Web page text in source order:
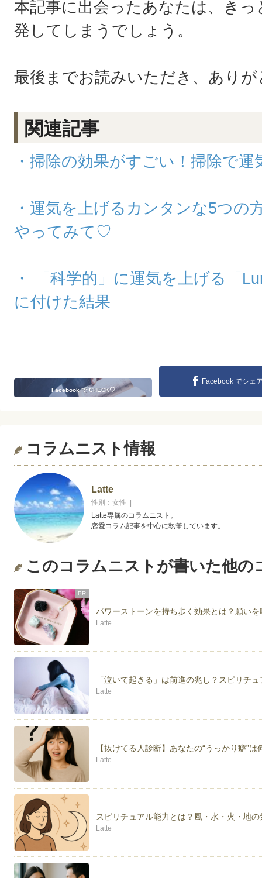
本記事に出会ったあなたは、き
発してしまうでしょう。
最後までお読みいただき、あり
関連記事
・掃除の効果がすごい！掃除で
・運気を上げるカンタンな5つの
やってみて♡
・ 「科学的」に運気を上げる「
に付けた結果
Facebook で CHECK♡
Facebook でシェ
コラムニスト情報
Latte
性別：女性 |
Latte専属のコラムニスト。
恋愛コラム記事を中心に執筆しています。
このコラムニストが書いた他の
PR
パワーストーンを持ち歩く効果とは？願い
Latte
「泣いて起きる」は前進の兆し？スピリチ
Latte
【抜けてる人診断】あなたの“うっかり癖”
Latte
スピリチュアル能力とは？風・水・火・地
Latte